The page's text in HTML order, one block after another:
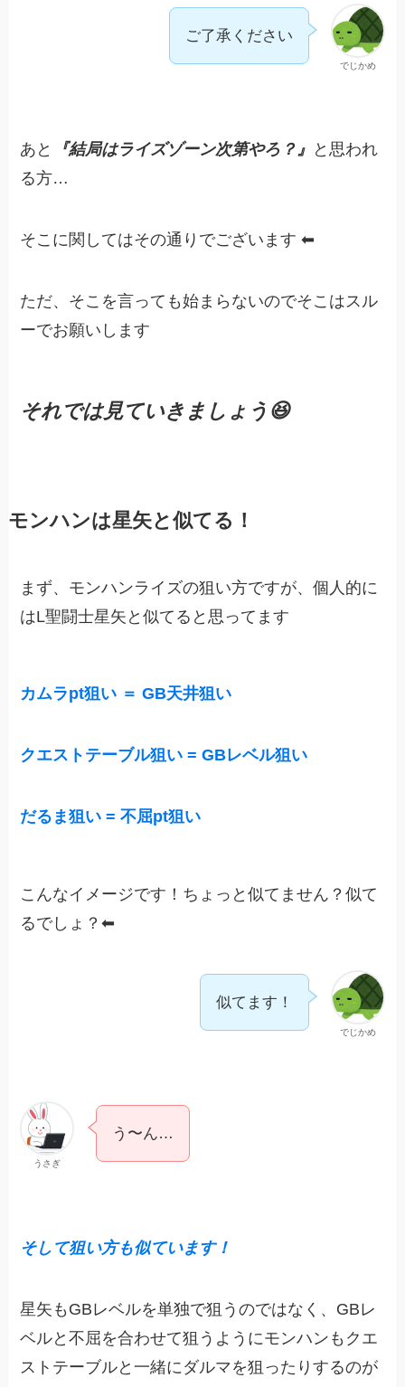
でじかめ
ご了承ください
あと 『結局はライズゾーン次第やろ？』 と思われ
る方…
そこに関してはその通りでございます ⬅︎
ただ、そこを言っても始まらないのでそこはスル
ーでお願いします
それでは見ていきましょう 😆
モンハンは星矢と似てる！
まず、モンハンライズの狙い方ですが、個人的に
はL聖闘士星矢と似てると思ってます
カムラpt狙い ＝GB天井狙い
クエストテーブル狙い = GBレベル狙い
だるま狙い = 不屈pt狙い
こんなイメージです！ちょっと似てません？似て
るでしょ？⬅︎
でじかめ
似てます！
うさぎ
う〜ん…
そして狙い方も似ています！
星矢もGBレベルを単独で狙うのではなく、GBレ
ベルと不屈を合わせて狙うようにモンハンもクエ
ストテーブルと一緒にダルマを狙ったりするのが